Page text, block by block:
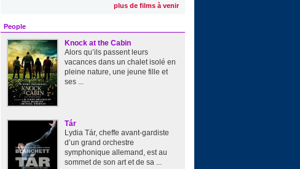
plus de films à venir
People
Knock at the Cabin
Alors qu’ils passent leurs
vacances dans un chalet isolé en
pleine nature, une jeune fille et
ses ...
Tár
Lydia Tár, cheffe avant-gardiste
d’un grand orchestre
symphonique allemand, est au
sommet de son art et de sa ...